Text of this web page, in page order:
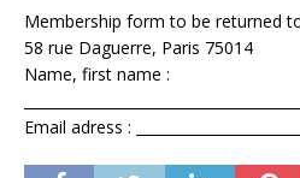
Membership form to be returned
58 rue Daguerre, Paris 75014
Name, first name :
Email adress :